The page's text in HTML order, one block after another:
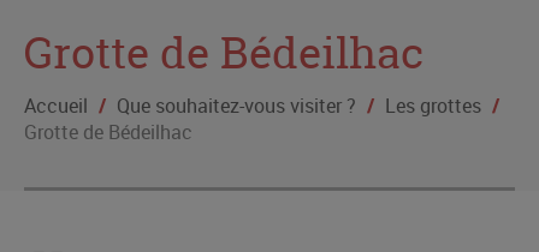
Grotte de Bédeilhac
Accueil / Que souhaitez-vous visiter ? / Les grottes /
Grotte de Bédeilhac